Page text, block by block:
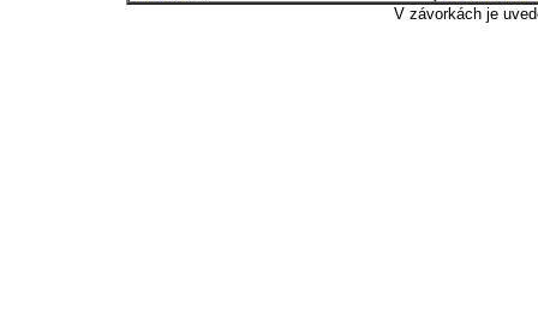
V závorkách je